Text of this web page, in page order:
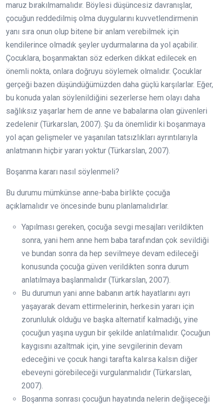
maruz bırakılmamalıdır. Böylesi düşüncesiz davranışlar,
çocuğun reddedilmiş olma duygularını kuvvetlendirmenin
yanı sıra onun olup bitene bir anlam verebilmek için
kendilerince olmadık şeyler uydurmalarına da yol açabilir.
Çocuklara, boşanmaktan söz ederken dikkat edilecek en
önemli nokta, onlara doğruyu söylemek olmalıdır. Çocuklar
gerçeği bazen düşündüğümüzden daha güçlü karşılarlar. Eğer,
bu konuda yalan söylenildiğini sezerlerse hem olayı daha
sağlıksız yaşarlar hem de anne ve babalarına olan güvenleri
zedelenir (Türkarslan, 2007). Şu da önemlidir ki boşanmaya
yol açan gelişmeler ve yaşanılan tatsızlıkları ayrıntılarıyla
anlatmanın hiçbir yararı yoktur (Türkarslan, 2007).
Boşanma kararı nasıl söylenmeli?
Bu durumu mümkünse anne-baba birlikte çocuğa
açıklamalıdır ve öncesinde bunu planlamalıdırlar.
Yapılması gereken, çocuğa sevgi mesajları verildikten
sonra, yani hem anne hem baba tarafından çok sevildiği
ve bundan sonra da hep sevilmeye devam edileceği
konusunda çocuğa güven verildikten sonra durum
anlatılmaya başlanmalıdır (Türkarslan, 2007).
Bu durumun yani anne babanın artık hayatlarını ayrı
yaşayarak devam ettirmelerinin, herkesin yararı için
zorunluluk olduğu ve başka alternatif kalmadığı, yine
çocuğun yaşına uygun bir şekilde anlatılmalıdır. Çocuğun
kaygısını azaltmak için, yine sevgilerinin devam
edeceğini ve çocuk hangi tarafta kalırsa kalsın diğer
ebeveyni görebileceği vurgulanmalıdır (Türkarslan,
2007).
Boşanma sonrası çocuğun hayatında nelerin değişeceği